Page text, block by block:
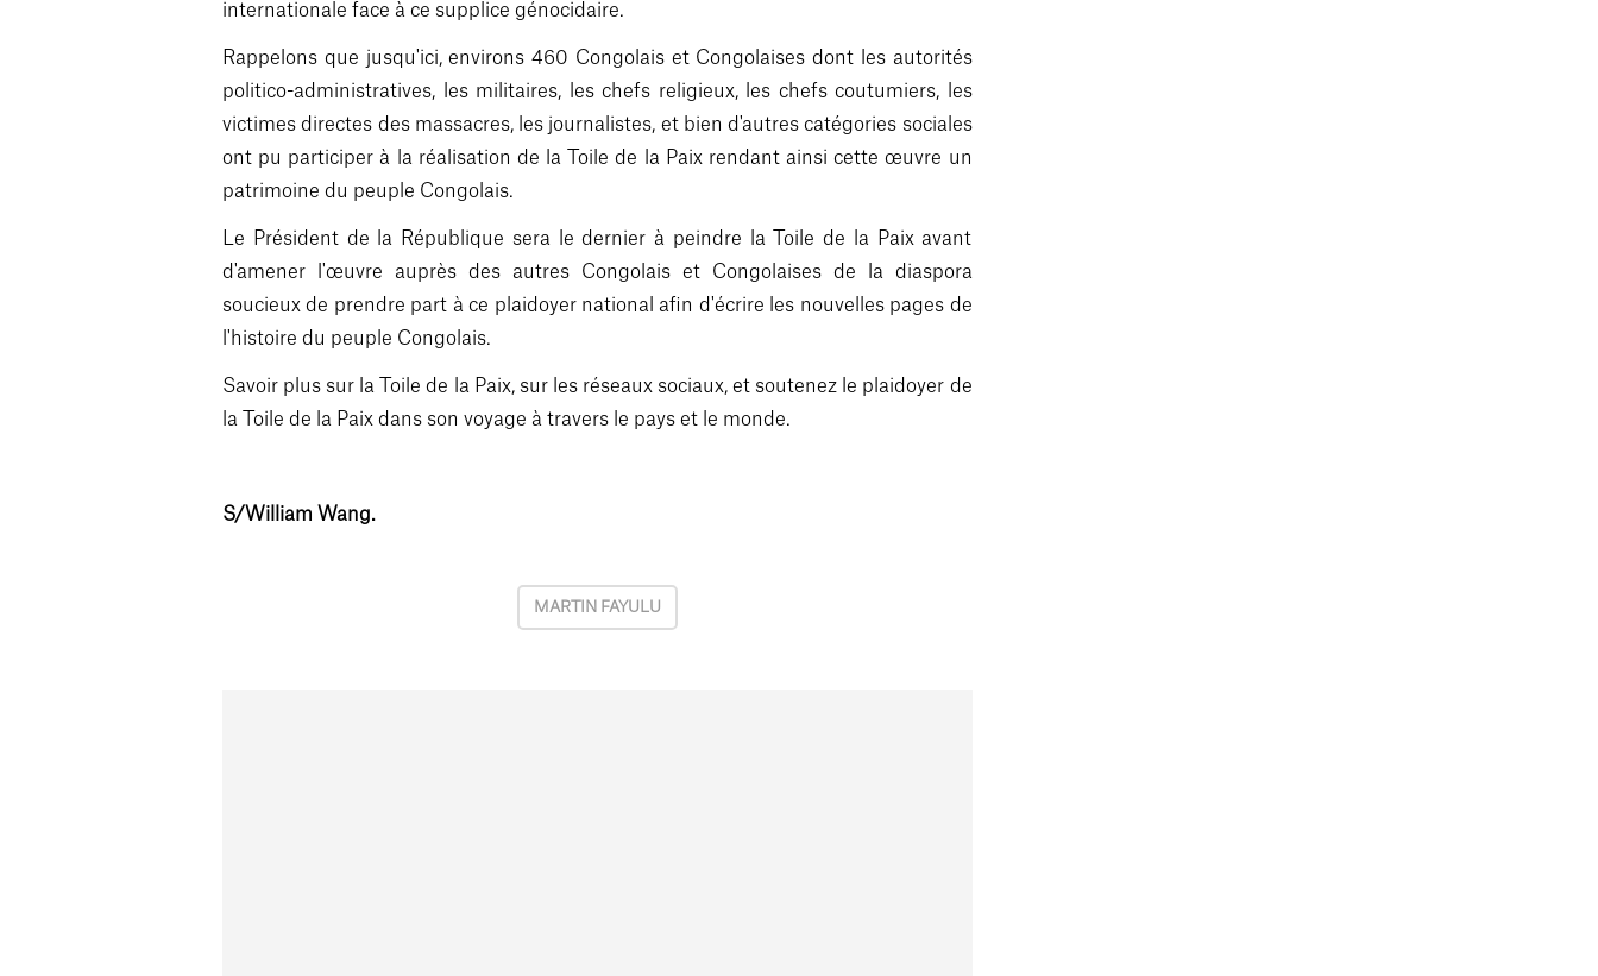
internationale face à ce supplice génocidaire.
Rappelons que jusqu'ici, environs 460 Congolais et Congolaises dont les autorités
politico-administratives, les militaires, les chefs religieux, les chefs coutumiers, les
victimes directes des massacres, les journalistes, et bien d'autres catégories sociales
ont pu participer à la réalisation de la Toile de la Paix rendant ainsi cette œuvre un
patrimoine du peuple Congolais.
Le Président de la République sera le dernier à peindre la Toile de la Paix avant
d'amener l'œuvre auprès des autres Congolais et Congolaises de la diaspora
soucieux de prendre part à ce plaidoyer national afin d'écrire les nouvelles pages de
l'histoire du peuple Congolais.
Savoir plus sur la Toile de la Paix, sur les réseaux sociaux, et soutenez le plaidoyer de
la Toile de la Paix dans son voyage à travers le pays et le monde.
S/William Wang.
MARTIN FAYULU